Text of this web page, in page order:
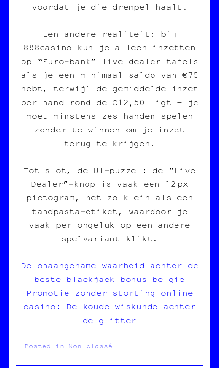
voordat je die drempel haalt.
Een andere realiteit: bij
888casino kun je alleen inzetten
op “Euro‑bank” live dealer tafels
als je een minimaal saldo van €75
hebt, terwijl de gemiddelde inzet
per hand rond de €12,50 ligt – je
moet minstens zes handen spelen
zonder te winnen om je inzet
terug te krijgen.
Tot slot, de UI‑puzzel: de “Live
Dealer”‑knop is vaak een 12 px
pictogram, net zo klein als een
tandpasta‑etiket, waardoor je
vaak per ongeluk op een andere
spelvariant klikt.
De onaangename waarheid achter de
beste blackjack bonus belgie
Promotie zonder storting online
casino: De koude wiskunde achter
de glitter
Posted in Non classé